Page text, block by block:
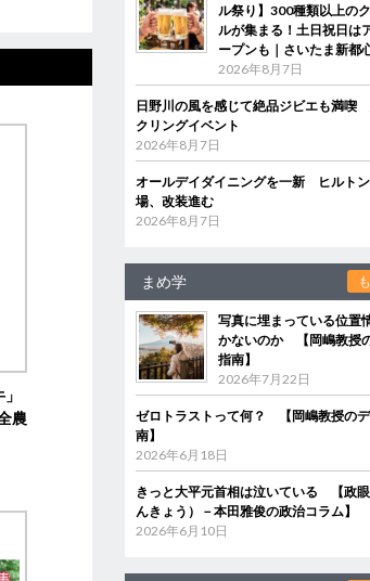
農
ル祭り】300種類以上の
ルが集まる！土日祝日は
ープンも｜さいたま新都
2026年8月7日
日野川の風を感じて絶品ジビエも満喫
クリングイベント
2026年8月7日
オールデイダイニングを一新 ヒルト
場、改装進む
2026年8月7日
まめ学
写真に埋まっている位置
かないのか 【岡嶋教授
指南】
2026年7月22日
ゼロトラストって何？ 【岡嶋教授の
南】
2026年6月18日
きっと大平元首相は泣いている 【政
んきょう）－本田雅俊の政治コラム】
2026年6月10日